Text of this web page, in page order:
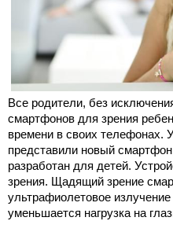
Все родители, без
смартфонов для зрения
времени в своих телефонах.
представили новый
разработан для детей.
зрения. Щадящий зрение
ультрафиолетовое
уменьшается нагрузка на